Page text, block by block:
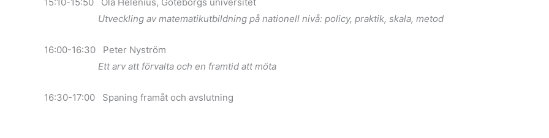
Utveckling av matematikutbildning på nationell nivå: policy, praktik, skala, metod
16:00-16:30 Peter Nyström
Ett arv att förvalta och en framtid att möta
16:30-17:00 Spaning framåt och avslutning